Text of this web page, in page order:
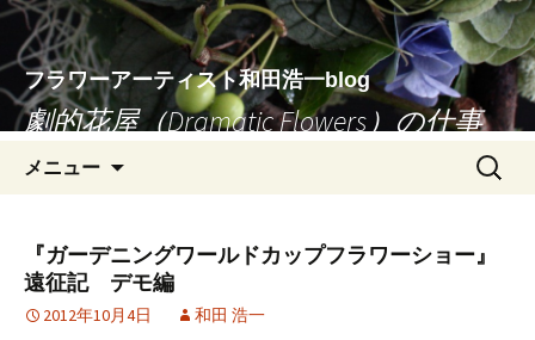
フラワーアーティスト和田浩一blog
劇的花屋（Dramatic Flowers）の仕事
メニュー
ン
ツ
へ
移
検
『ガーデニングワールドカップフラワーショー』
遠征記 デモ編
2012年10月4日 和田 浩一